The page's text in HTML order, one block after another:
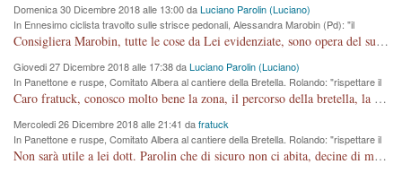
Domenica 30 Dicembre 2018 alle 13:00 daLuciano Parolin (Luciano)
In Ennesimo ciclista travolto sulle strisce pedonali, Alessandra Marobin (Pd): "il
Comune si svegli"
Consigliera Marobin, tutte le cose da Lei evidenziate, sono opera del suo ex Assessore e compagno di Partito Antonio Marco Dalla Pozza Assessore alla "progettazione" di piste ciclabili e altre porcherie. A lui manderei il conto da saldare per incidenti e danni alle persone. E' ora che "finiamola." Avete perso rassegnatevi. qui IL SINDACO RUCCO NON C'ENTRA PER NIENTE. CAPITO!!!!!!!! Amen.
Giovedi 27 Dicembre 2018 alle 17:38 daLuciano Parolin (Luciano)
In Panettone e ruspe, Comitato Albera al cantiere della Bretella. Rolando: "rispettare il
cronoprogramma"
Caro fratuck, conosco molto bene la zona, il percorso della bretella, la situazione dei cittadini, abito in Viale Trento. A partire dal 2003 ho partecipato al Comitato di Maddalene pro bretella, e a riunioni propositive per apportare modifiche al progetto. Numerose mie foto del territorio sono arrivate a Roma, altri miei interventi (non graditi dalla Sx) sono stati pubblicati dal GdV, assieme ad altri come Ciro Asproso, ora favorevole alla bretella. Ho partecipato alla raccolta firme per la chiusura della strada x 5 giorni eseguita dal Sindaco Hullwech per sforamento 180 Micro/g. Pertanto come impegno per la tematica sono apposto con la coscienza. Ora il Progetto è partito, fine! Voglio dire che la nuova Giunta "comunale" non c'entra più. L'opera sarà "malauguratamente" eseguita, ma non con il mio placet. Il Consigliere Comunale dovrebbe capire che la campagna elettorale è finita, con buona pace di tutti. Quello che invece dovrebbe interessare è la proprietà della strada, dall'uscita autostradale Ovest, sino alla Rotatoria dell'Albara, vi sono tre possessori: Autostrade SpA; La Provincia, il Comune. Come la mettiamo per il futuro ? I costi, da 50 sono saliti a 100 milioni di € come dire 20 milioni a KM (!) da non credere. Comunque si farà. Ma nessuno canti Vittoria, anzi meglio non farne un ulteriore fatto "partitico" per questioni elettorali o di seggio. Se mi manda la sua mail, sono disponibile ad inviare i documenti e le foto sopra descritte. Con ossequi, Luciano Parolin
Mercoledi 26 Dicembre 2018 alle 21:41 dafratuck
In Panettone e ruspe, Comitato Albera al cantiere della Bretella. Rolando: "rispettare il
cronoprogramma"
Non sarà utile a lei dott. Parolin che di sicuro non ci abita, decine di migliaia di TIR, automobili e padroncini che passano quotidianamente per una strada appena rotabile, non è più possibile stendere i panni, attraversare la strada senza rischiare la morte, le case stanno crepando, i tempi sono cambiati e la bretella non passerà assolutamente per maddalene (ma cosa sta a dire?!), dia invece responsabilità a chi ha costruito tagliando la strada che doveva invece terminare a isola vicentina e non al moracchino lasciando Motta di Costabissara ancora in panne di traffico. I tempi sono cambiati dottore e se l'anagrafe della vita stagna nell'essere umano impressioni conservatrici, la società non le considera perchè va avanti, si industrializza e ha bisogno di infrastrutture e di sviluppo. Ultima considerazione, se è geloso di Rolando perchè vede in lui solo campagne politiche mentre si difendono i SOLI diritti dei cittadini, la preghiamo faccia considerazioni più appropriate. Saluti e complimenti per i suoi scritti.